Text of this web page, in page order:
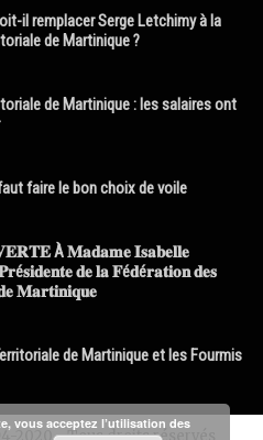
il remplacer Serge Letchimy à la
de Martinique ?
de Martinique : les salaires ont
faire le bon choix de voile
À 𝐌𝐚𝐝𝐚𝐦𝐞 𝐈𝐬𝐚𝐛𝐞𝐥𝐥𝐞
𝐝𝐞 𝐥𝐚 𝐅é𝐝é𝐫𝐚𝐭𝐢𝐨𝐧 𝐝𝐞𝐬
𝐌𝐚𝐫𝐭𝐢𝐧𝐢𝐪𝐮𝐞
de Martinique et les Fourmis
2020 - Tous droits réservés
vous acceptez l’utilisation des